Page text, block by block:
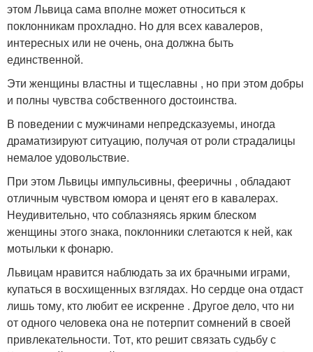
этом Львица сама вполне может относиться к
поклонникам прохладно. Но для всех кавалеров,
интересных или не очень, она должна быть
единственной.
Эти женщины властны и тщеславны , но при этом добры
и полны чувства собственного достоинства.
В поведении с мужчинами непредсказуемы, иногда
драматизируют ситуацию, получая от роли страдалицы
немалое удовольствие.
При этом Львицы импульсивны, фееричны , обладают
отличным чувством юмора и ценят его в кавалерах.
Неудивительно, что соблазняясь ярким блеском
женщины этого знака, поклонники слетаются к ней, как
мотыльки к фонарю.
Львицам нравится наблюдать за их брачными играми,
купаться в восхищенных взглядах. Но сердце она отдаст
лишь тому, кто любит ее искренне . Другое дело, что ни
от одного человека она не потерпит сомнений в своей
привлекательности. Тот, кто решит связать судьбу с